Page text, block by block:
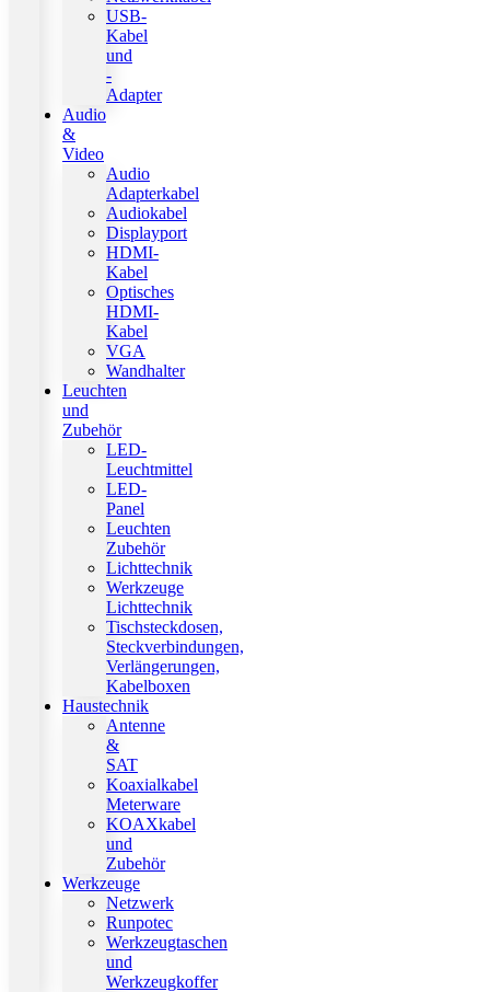
USB-
Kabel
und
-
Adapter
Audio
&
Video
Audio
Adapterkabel
Audiokabel
Displayport
HDMI-
Kabel
Optisches
HDMI-
Kabel
VGA
Wandhalter
Leuchten
und
Zubehör
LED-
Leuchtmittel
LED-
Panel
Leuchten
Zubehör
Lichttechnik
Werkzeuge
Lichttechnik
Tischsteckdosen,
Steckverbindungen,
Verlängerungen,
Kabelboxen
Haustechnik
Antenne
&
SAT
Koaxialkabel
Meterware
KOAXkabel
und
Zubehör
Werkzeuge
Netzwerk
Runpotec
Werkzeugtaschen
und
Werkzeugkoffer